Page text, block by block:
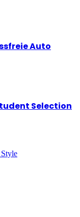
Auto
Selection